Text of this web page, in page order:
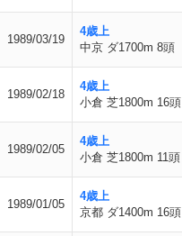
1989/03/19
4歳上
中京 ダ1700m 8頭
1989/02/18
4歳上
小倉 芝1800m 16頭
1989/02/05
4歳上
小倉 芝1800m 11頭
1989/01/05
4歳上
京都 ダ1400m 16頭